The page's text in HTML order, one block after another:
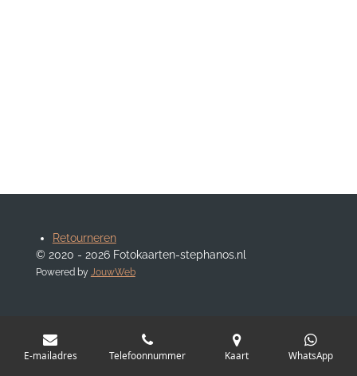
Retourneren
© 2020 - 2026 Fotokaarten-stephanos.nl
Powered by JouwWeb
E-mailadres Telefoonnummer Kaart WhatsApp